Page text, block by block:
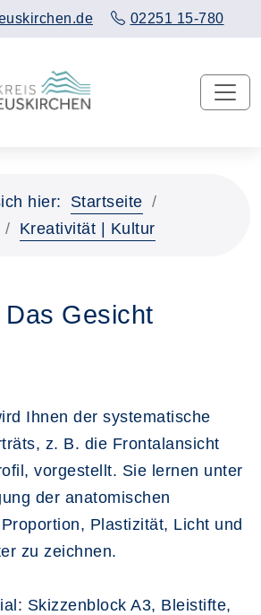
02251 15-780
hier:
Startseite
Kreativität | Kultur
Gesicht
Ihnen der systematische
z. B. die Frontalansicht
vorgestellt. Sie lernen unter
der anatomischen
Plastizität, Licht und
zu zeichnen.
Skizzenblock A3, Bleistifte,